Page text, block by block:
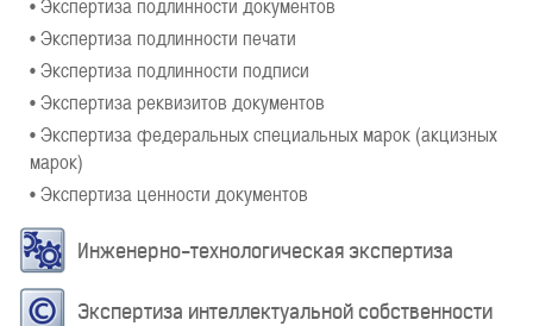
• Экспертиза подлинности печати
• Экспертиза подлинности подписи
• Экспертиза реквизитов документов
• Экспертиза федеральных специальных марок (акцизных
марок)
• Экспертиза ценности документов
Инженерно-технологическая экспертиза
Экспертиза интеллектуальной собственности